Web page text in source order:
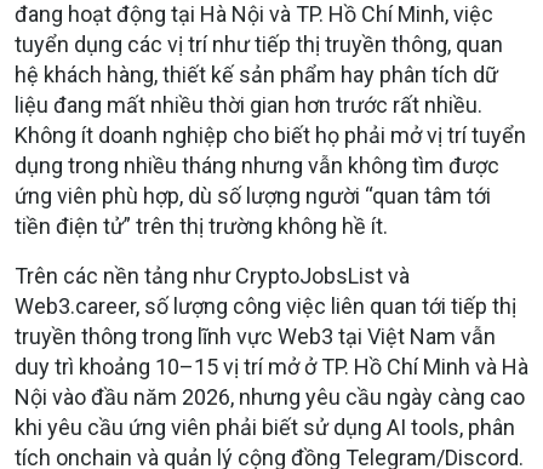
đang hoạt động tại Hà Nội và TP. Hồ Chí Minh, việc
tuyển dụng các vị trí như tiếp thị truyền thông, quan
hệ khách hàng, thiết kế sản phẩm hay phân tích dữ
liệu đang mất nhiều thời gian hơn trước rất nhiều.
Không ít doanh nghiệp cho biết họ phải mở vị trí tuyển
dụng trong nhiều tháng nhưng vẫn không tìm được
ứng viên phù hợp, dù số lượng người “quan tâm tới
tiền điện tử” trên thị trường không hề ít.
Trên các nền tảng như CryptoJobsList và
Web3.career, số lượng công việc liên quan tới tiếp thị
truyền thông trong lĩnh vực Web3 tại Việt Nam vẫn
duy trì khoảng 10–15 vị trí mở ở TP. Hồ Chí Minh và Hà
Nội vào đầu năm 2026, nhưng yêu cầu ngày càng cao
khi yêu cầu ứng viên phải biết sử dụng AI tools, phân
tích onchain và quản lý cộng đồng Telegram/Discord.